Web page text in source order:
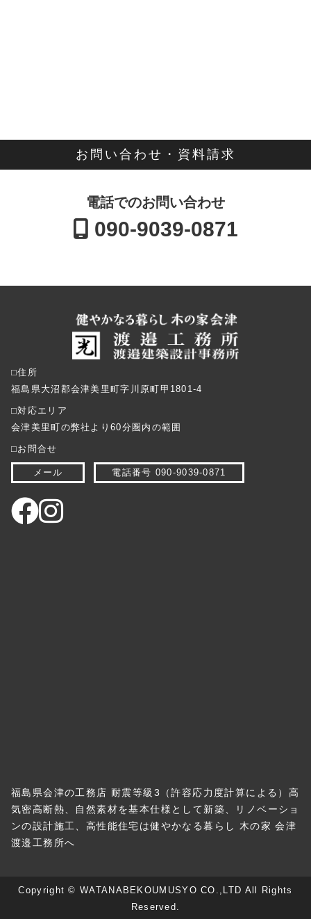
お問い合わせ・資料請求
電話でのお問い合わせ
090-9039-0871
⬜︎住所
福島県大沼郡会津美里町字川原町甲1801-4
⬜︎対応エリア
会津美里町の弊社より60分圏内の範囲
⬜︎お問合せ
メール 電話番号 090-9039-0871
福島県会津の工務店 耐震等級3（許容応力度計算による）高
気密高断熱、自然素材を基本仕様として新築、リノベーショ
ンの設計施工、高性能住宅は健やかなる暮らし 木の家 会津
渡邉工務所へ
Copyright © WATANABEKOUMUSYO CO.,LTD All Rights
Reserved.